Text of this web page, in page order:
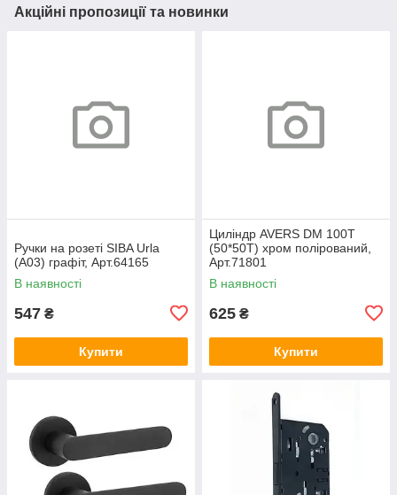
Акційні пропозиції та новинки
Ручки на розеті SIBA Urla
(А03) графіт, Арт.64165
В наявності
547 ₴
Купити
Циліндр AVERS DM 100T
(50*50T) хром полірований,
Арт.71801
В наявності
625 ₴
Купити